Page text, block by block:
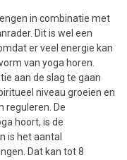
in combinatie met
Dit is wel een
er veel energie kan
van yoga horen.
aan de slag te gaan
niveau groeien en
reguleren. De
hoort, is de
is het aantal
Dat kan tot 8